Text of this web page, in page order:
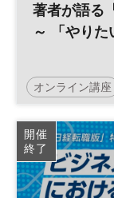
著者が語る
～ 「やりた
オンライン講座
キャリア 働
開催
終了